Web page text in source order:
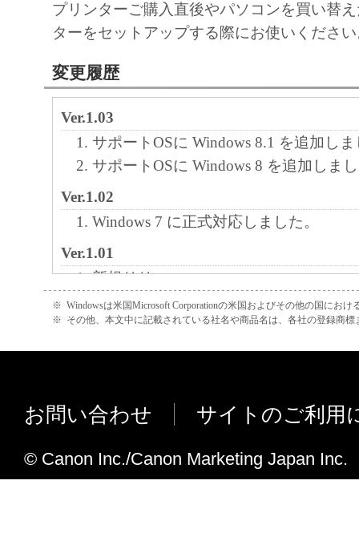
プリンターご購入直後やパソコンを買い替
ターをセットアップする際にお使いくださ
変更履歴
Ver.1.03
サポートOSに Windows 8.1 を追加し
サポートOSに Windows 8 を追加しま
Ver.1.02
Windows 7 に正式対応しました。
Ver.1.01
新規リリース
※ Windowsは米国Microsoft Corporationの米国およびその他の国におけ
※ その他、本文中に記載されている社名や商品名は、各社の登録商標
お問い合わせ サイトのご利用
© Canon Inc./Canon Marketing Japan Inc.